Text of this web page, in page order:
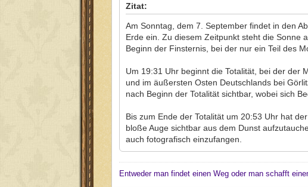
Zitat:
Am Sonntag, dem 7. September findet in den
Erde ein. Zu diesem Zeitpunkt steht die Sonne
Beginn der Finsternis, bei der nur ein Teil des
Um 19:31 Uhr beginnt die Totalität, bei der der
und im äußersten Osten Deutschlands bei
nach Beginn der Totalität sichtbar, wobei sich
Bis zum Ende der Totalität um 20:53 Uhr hat
bloße Auge sichtbar aus dem Dunst
auch fotografisch einzufangen.
Entweder man findet einen Weg oder man schafft